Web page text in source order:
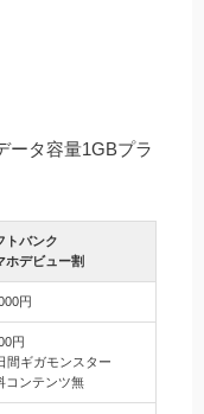
ータ容量1GBプラ
トバンク
ホデビュー割
円
円
間ギガモンスター
コンテンツ無